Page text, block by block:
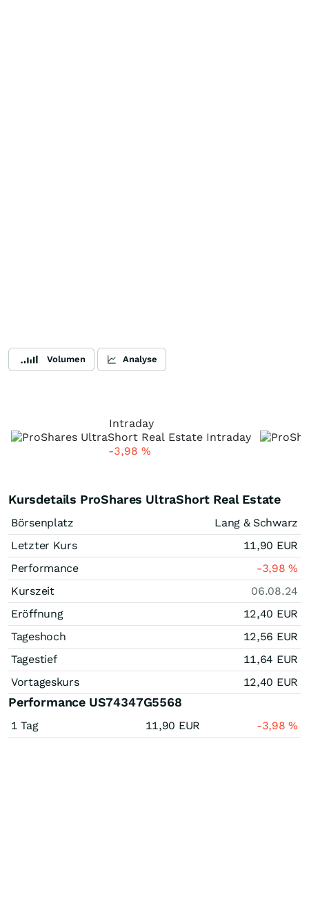
Volumen Analyse
Intraday
-3,98 %
Kursdetails ProShares UltraShort Real Estate
Börsenplatz
Lang & Schwarz
Letzter Kurs
11,90 EUR
Performance
-3,98%
Kurszeit
06.08.24
Eröffnung
12,40 EUR
Tageshoch
12,56 EUR
Tagestief
11,64 EUR
Vortageskurs
12,40 EUR
Performance US74347G5568
1 Tag 11,90 EUR -3,98%